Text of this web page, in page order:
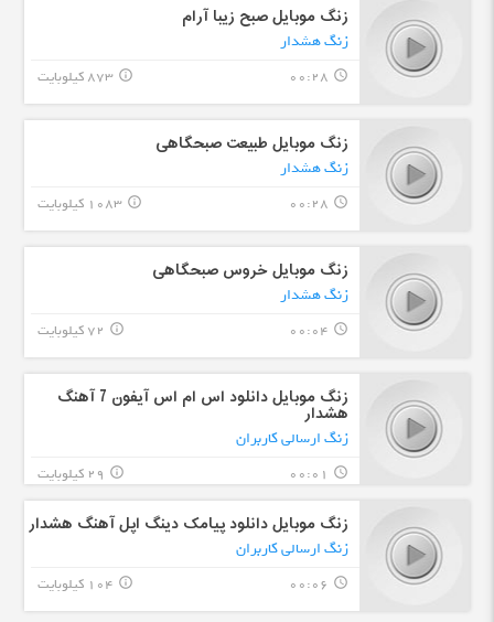
زنگ موبایل صبح زیبا آرام
زنگ هشدار
query_builder
00:28 873 کیلوبایت info_outline
زنگ موبایل طبیعت صبحگاهی
زنگ هشدار
query_builder
00:28 1083 کیلوبایت info_outline
زنگ موبایل خروس صبحگاهی
زنگ هشدار
query_builder
00:04 72 کیلوبایت info_outline
زنگ موبایل دانلود اس ام اس آیفون 7 آهنگ
هشدار
زنگ ارسالی کاربران
query_builder
00:01 29 کیلوبایت info_outline
زنگ موبایل دانلود پیامک دینگ اپل آهنگ هشدار
زنگ ارسالی کاربران
query_builder
00:06 104 کیلوبایت info_outline